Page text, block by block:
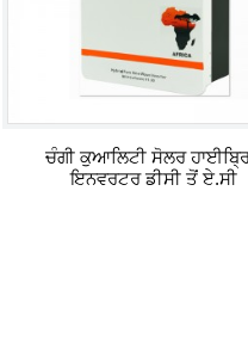
ਚੰਗੀ ਕੁਆਲਿਟੀ ਸੋਲਰ
ਇਨਵਰਟਰ ਡੀਸੀ ਤੋਂ ਏ.ਸੀ